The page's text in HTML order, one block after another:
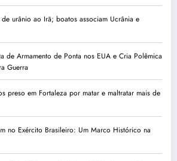
de urânio ao Irã; boatos associam Ucrânia e
de Armamento de Ponta nos EUA e Cria Polêmica
Guerra
preso em Fortaleza por matar e maltratar mais de
no Exército Brasileiro: Um Marco Histórico na